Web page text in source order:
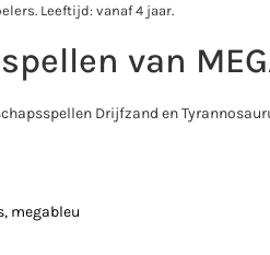
Leeftijd: vanaf 4 jaar.
van
Drijfzand en
, megableu